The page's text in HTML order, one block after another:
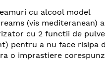
cu alcool model
(vis mediteranean)
cu 2 functii de
pentru a nu face risipa
o imprastiere